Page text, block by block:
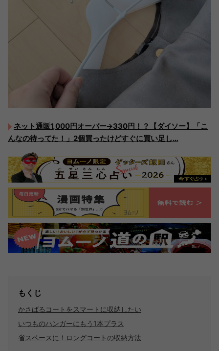
ネット通販1,000円オーバー→330円！？【ダイソー】「こ
んなの待ってた！」2個買ったけどすぐに買い足し…
もくじ
かさばるコートをスマートに収納したい
いつものハンガーにもう1本プラス
省スペースに！ロングコートの収納方法